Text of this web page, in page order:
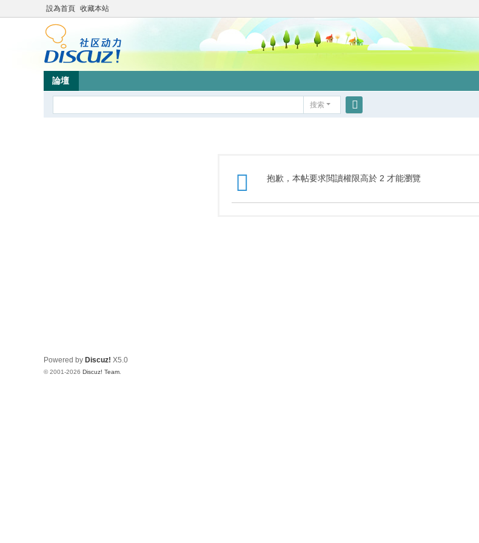
設為首頁 收藏本站
論壇
搜索
抱歉，本帖要求閲讀權限高於 2 才能瀏覽
Powered by Discuz! X5.0
© 2001-2026 Discuz! Team